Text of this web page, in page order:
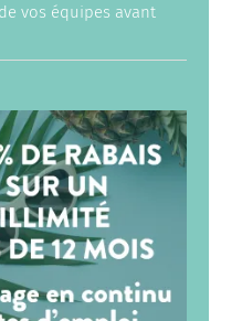
vos équipes avant